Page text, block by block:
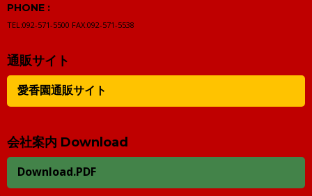
PHONE :
TEL:092-571-5500 FAX:092-571-5538
通販サイト
愛香園通販サイト
会社案内 Download
Download.PDF